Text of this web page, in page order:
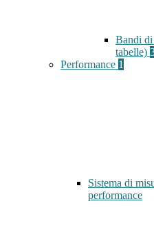
Bandi di
tabelle)
Performance 1
Sistema di
performance